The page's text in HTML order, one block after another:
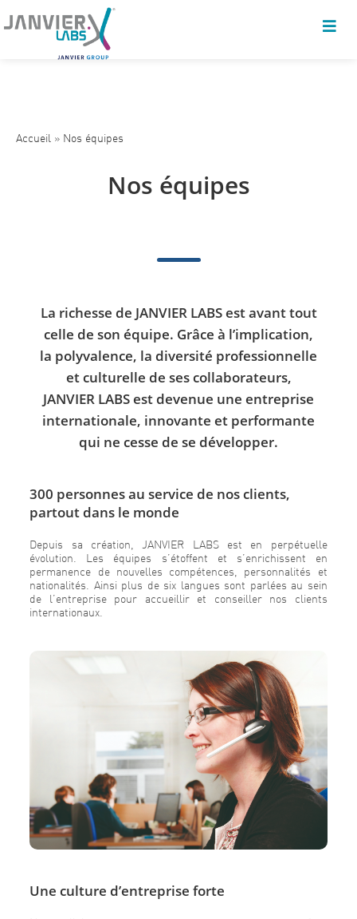
Accueil » Nos équipes
Nos équipes
La richesse de JANVIER LABS est avant tout
celle de son équipe. Grâce à l’implication,
la polyvalence, la diversité professionnelle
et culturelle de ses collaborateurs,
JANVIER LABS est devenue une entreprise
internationale, innovante et performante
qui ne cesse de se développer.
300 personnes au service de nos clients,
partout dans le monde
Depuis sa création, JANVIER LABS est en perpétuelle
évolution. Les équipes s’étoffent et s’enrichissent en
permanence de nouvelles compétences, personnalités et
nationalités. Ainsi plus de six langues sont parlées au sein
de l’entreprise pour accueillir et conseiller nos clients
internationaux.
Une culture d’entreprise forte